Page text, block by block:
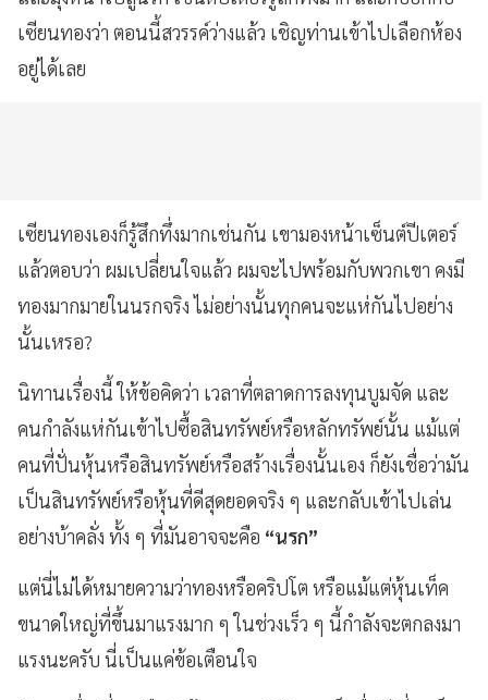
เซียนทองว่า ตอนนี้สวรรค์ว่างแล้ว เชิญท่านเข้าไปเลือกห้อง
อยู่ได้เลย
เซียนทองเองก็รู้สึกทึ่งมากเช่นกัน เขามองหน้าเซ็นต์ปีเตอร์
แล้วตอบว่า ผมเปลี่ยนใจแล้ว ผมจะไปพร้อมกับพวกเขา คงมี
ทองมากมายในนรกจริง ไม่อย่างนั้นทุกคนจะแห่กันไปอย่าง
นั้นเหรอ?
นิทานเรื่องนี้ ให้ข้อคิดว่า เวลาที่ตลาดการลงทุนบูมจัด และ
คนกำลังแห่กันเข้าไปซื้อสินทรัพย์หรือหลักทรัพย์นั้น แม้แต่
คนที่ปั่นหุ้นหรือสินทรัพย์หรือสร้างเรื่องนั้นเอง ก็ยังเชื่อว่ามัน
เป็นสินทรัพย์หรือหุ้นที่ดีสุดยอดจริง ๆ และกลับเข้าไปเล่น
อย่างบ้าคลั่ง ทั้ง ๆ ที่มันอาจจะคือ “นรก”
แต่นี่ไม่ได้หมายความว่าทองหรือคริปโต หรือแม้แต่หุ้นเท็ค
ขนาดใหญ่ที่ขึ้นมาแรงมาก ๆ ในช่วงเร็ว ๆ นี้กำลังจะตกลงมา
แรงนะครับ นี่เป็นแค่ข้อเตือนใจ